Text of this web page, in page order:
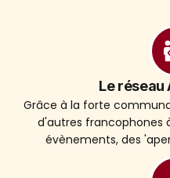
Le réseau
Grâce à la forte
d'autres francophones
évènements, des